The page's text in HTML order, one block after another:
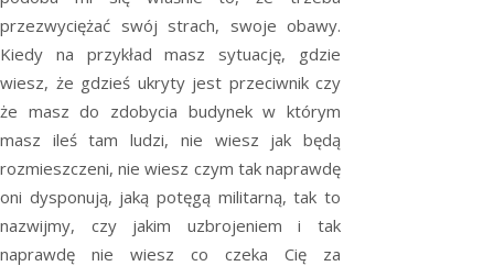
przezwyciężać swój strach, swoje obawy.
Kiedy na przykład masz sytuację, gdzie
wiesz, że gdzieś ukryty jest przeciwnik czy
że masz do zdobycia budynek w którym
masz ileś tam ludzi, nie wiesz jak będą
rozmieszczeni, nie wiesz czym tak naprawdę
oni dysponują, jaką potęgą militarną, tak to
nazwijmy, czy jakim uzbrojeniem i tak
naprawdę nie wiesz co czeka Cię za